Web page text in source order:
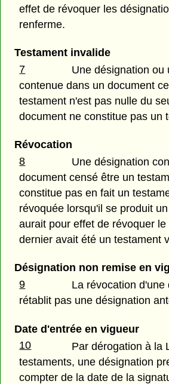
effet de révoquer les
renferme.
Testament invalide
7
Une désignation ou
contenue dans un document
testament n'est pas nulle du
document ne constitue pas un
Révocation
8
Une désignation
document censé être un
constitue pas en fait un
révoquée lorsqu'il se produit
aurait pour effet de révoquer
dernier avait été un testament
Désignation non remise en
9
La révocation d'une
rétablit pas une désignation
Date d'entrée en vigueur
10
Par dérogation à la
testaments, une désignation
compter de la date de la